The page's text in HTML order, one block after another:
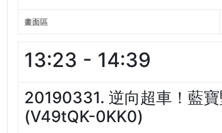
畫面區
13:23 - 14:39
20190331. 逆向超車！藍
(V49tQK-0KK0)